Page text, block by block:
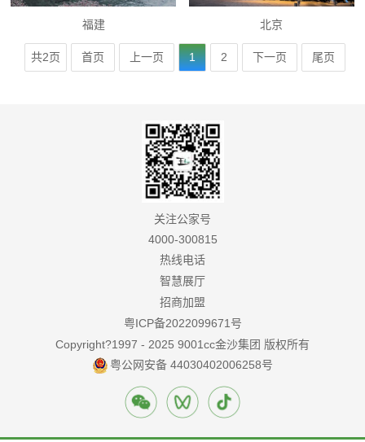
福建 北京
共2页 首页 上一页 1 2 下一页 尾页
关注公家号
4000-300815
热线电话
智慧展厅
招商加盟
粤ICP备2022099671号
Copyright?1997 - 2025 9001cc金沙集团 版权所有
粤公网安备 44030402006258号